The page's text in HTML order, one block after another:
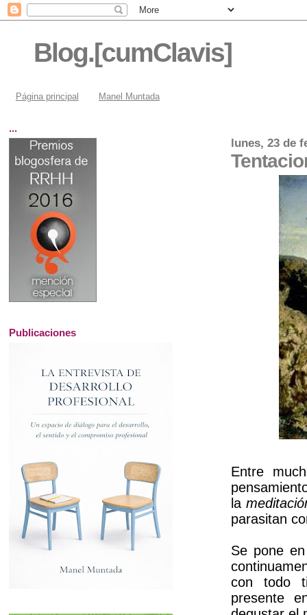
Blog.[cumClavis]
Página principal Manel Muntada
lunes, 23 de
Entre
la
parasitan
Se pone
con todo
presente
...
Publicaciones